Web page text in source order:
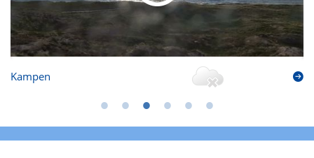
Kampen